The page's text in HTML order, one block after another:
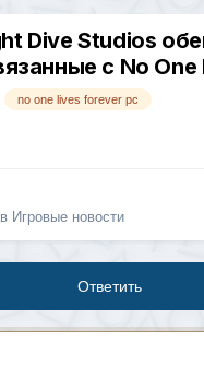
Dive Studios
с No One
no one lives forever pc
в Игровые новости
Ответить